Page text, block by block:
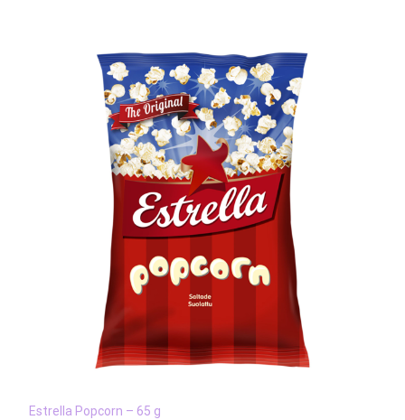
Estrella Popcorn – 65 g